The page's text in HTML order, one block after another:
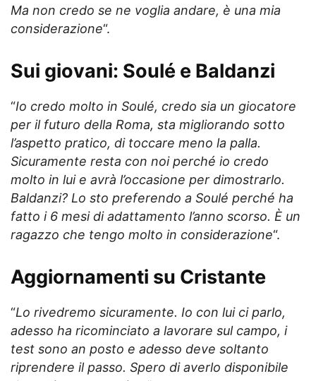
Ma non credo se ne voglia andare, è una mia
considerazione“.
Sui giovani: Soulé e Baldanzi
“Io credo molto in Soulé, credo sia un giocatore
per il futuro della Roma, sta migliorando sotto
l’aspetto pratico, di toccare meno la palla.
Sicuramente resta con noi perché io credo
molto in lui e avrà l’occasione per dimostrarlo.
Baldanzi? Lo sto preferendo a Soulé perché ha
fatto i 6 mesi di adattamento l’anno scorso. È un
ragazzo che tengo molto in considerazione“.
Aggiornamenti su Cristante
“Lo rivedremo sicuramente. Io con lui ci parlo,
adesso ha ricominciato a lavorare sul campo, i
test sono an posto e adesso deve soltanto
riprendere il passo. Spero di averlo disponibile